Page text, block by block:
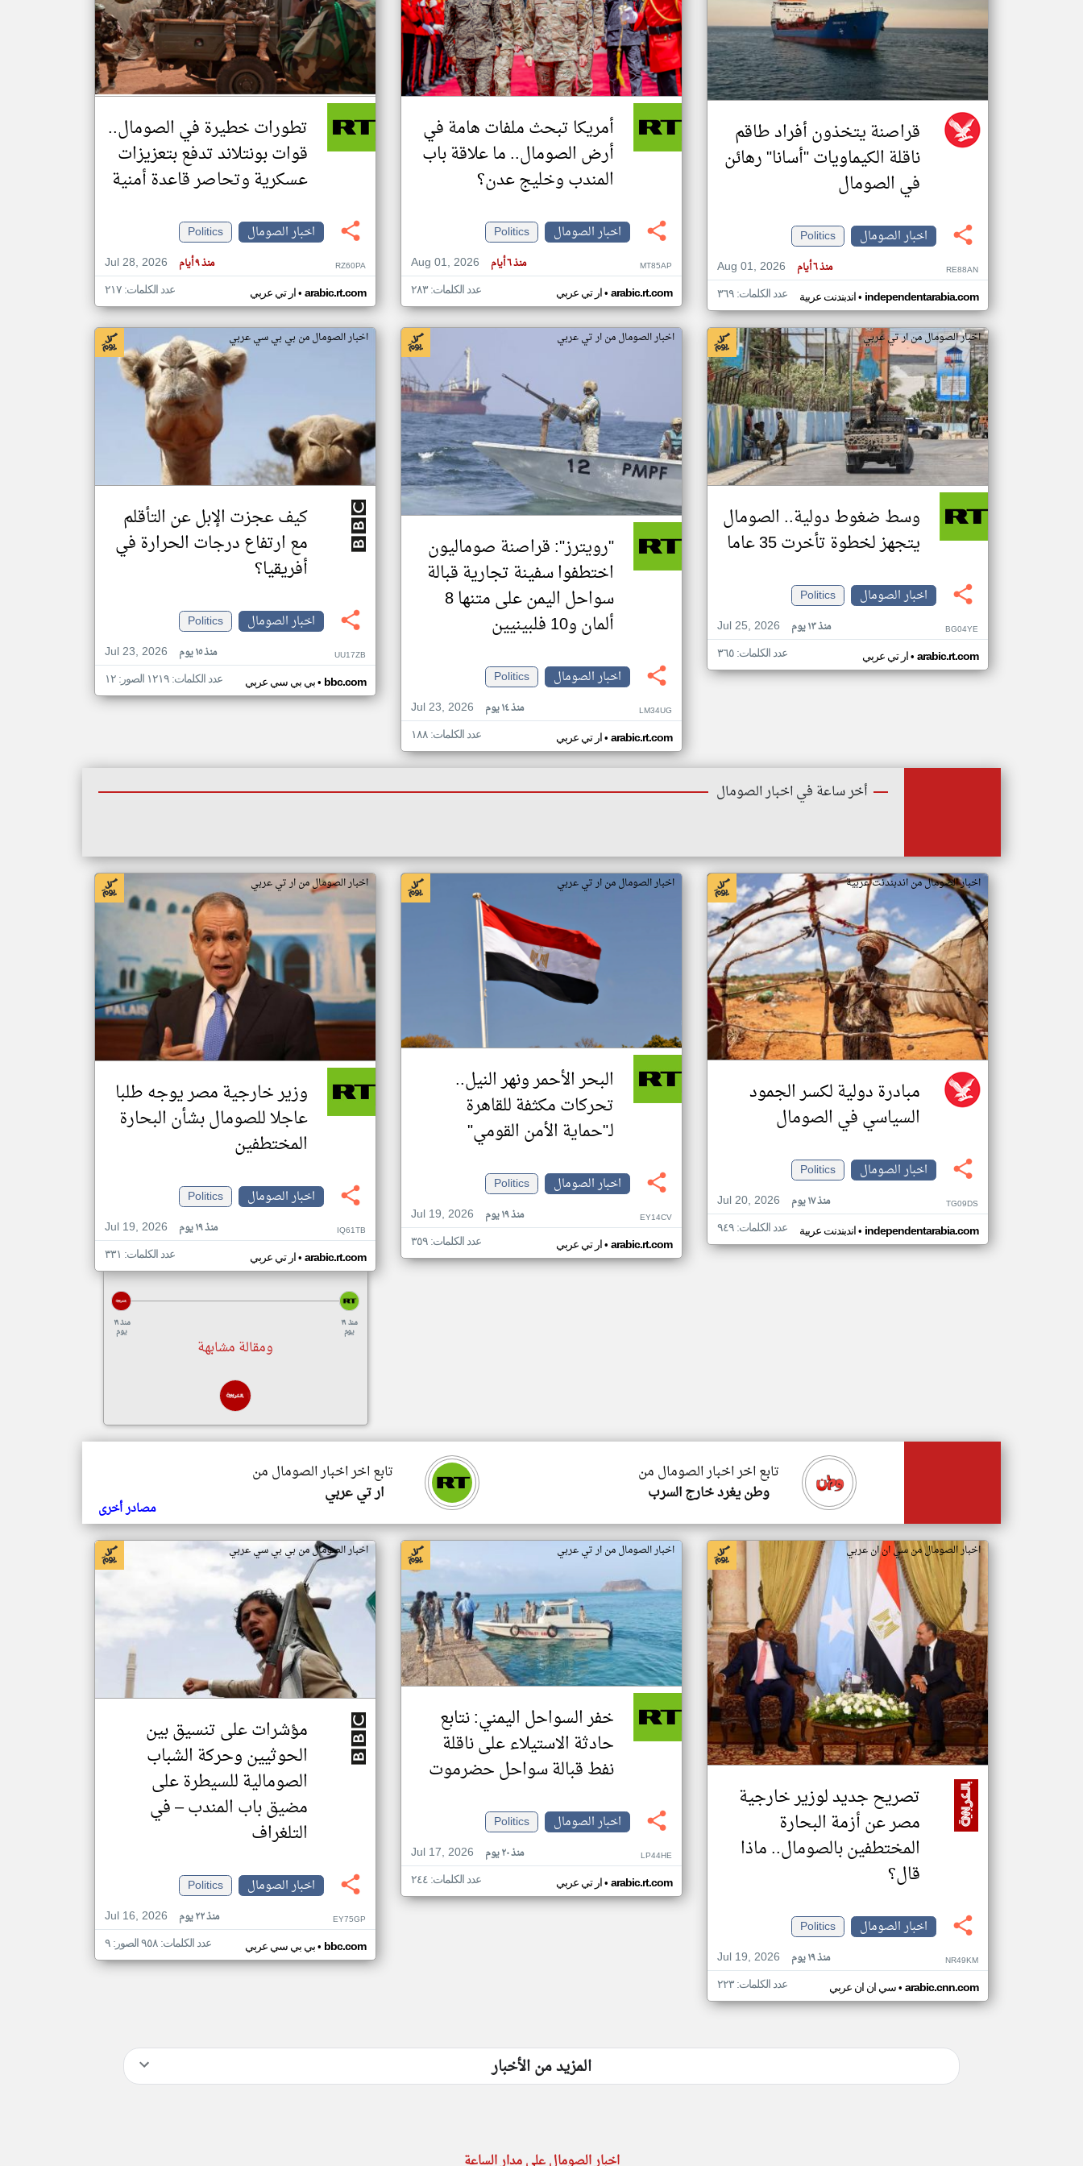
تغيير الدولة
مصادر الأخبار من الصومال
اخبار الصومال على مدار الساعة
أهم اخبار الصومال العاجلة والمباشرة
قراصنة يتخذون أفراد طاقم
ناقلة الكيماويات "أسانا" رهائن
في الصومال
اخبار الصومال
Politics
Aug 01, 2026
منذ ٦ أيام RE88AN
اندبندنت عربية• independentarabia.com عدد الكلمات: ٣٦٩
أمريكا تبحث ملفات هامة في
أرض الصومال.. ما علاقة باب
المندب وخليج عدن؟
اخبار الصومال
Politics
Aug 01, 2026
منذ ٦ أيام MT85AP
ار تي عربي• arabic.rt.com عدد الكلمات: ٢٨٣
تطورات خطيرة في الصومال..
قوات بونتلاند تدفع بتعزيزات
عسكرية وتحاصر قاعدة أمنية
اخبار الصومال
Politics
Jul 28, 2026
منذ ٩ أيام RZ60PA
ار تي عربي• arabic.rt.com عدد الكلمات: ٢١٧
اخبار الصومال من ار تي عربي
وسط ضغوط دولية.. الصومال
يتجهز لخطوة تأخرت 35 عاما
اخبار الصومال
Politics
Jul 25, 2026
منذ ١٣ يوم BG04YE
ار تي عربي• arabic.rt.com عدد الكلمات: ٣٦٥
اخبار الصومال من ار تي عربي
"رويترز": قراصنة صوماليون
اختطفوا سفينة تجارية قبالة
سواحل اليمن على متنها 8
ألمان و10 فلبينيين
اخبار الصومال
Politics
Jul 23, 2026
منذ ١٤ يوم LM34UG
ار تي عربي• arabic.rt.com عدد الكلمات: ١٨٨
اخبار الصومال من بي بي سي عربي
كيف عجزت الإبل عن التأقلم
مع ارتفاع درجات الحرارة في
أفريقيا؟
اخبار الصومال
Politics
Jul 23, 2026
منذ ١٥ يوم UU17ZB
بي بي سي عربي• bbc.com عدد الكلمات: ١٢١٩ الصور: ١٢
أخر ساعة في اخبار الصومال
اخبار الصومال من اندبندنت عربية
مبادرة دولية لكسر الجمود
السياسي في الصومال
اخبار الصومال
Politics
Jul 20, 2026
منذ ١٧ يوم TG09DS
اندبندنت عربية• independentarabia.com عدد الكلمات: ٩٤٩
اخبار الصومال من ار تي عربي
البحر الأحمر ونهر النيل..
تحركات مكثفة للقاهرة
لـ"حماية الأمن القومي"
اخبار الصومال
Politics
Jul 19, 2026
منذ ١٩ يوم EY14CV
ار تي عربي• arabic.rt.com عدد الكلمات: ٣٥٩
اخبار الصومال من ار تي عربي
وزير خارجية مصر يوجه طلبا
عاجلا للصومال بشأن البحارة
المختطفين
اخبار الصومال
Politics
Jul 19, 2026
منذ ١٩ يوم IQ61TB
ار تي عربي• arabic.rt.com عدد الكلمات: ٣٣١
منذ ١٩
يوم
منذ ١٩
يوم
ومقالة مشابهة
تابع اخر اخبار الصومال من
ار تي عربي
تابع اخر اخبار الصومال من
وطن يغرد خارج السرب
مصادر أخرى
اخبار الصومال من سي ان ان عربي
تصريح جديد لوزير خارجية
مصر عن أزمة البحارة
المختطفين بالصومال.. ماذا
قال؟
اخبار الصومال
Politics
Jul 19, 2026
منذ ١٩ يوم NR49KM
سي ان ان عربي• arabic.cnn.com عدد الكلمات: ٢٢٣
اخبار الصومال من ار تي عربي
خفر السواحل اليمني: نتابع
حادثة الاستيلاء على ناقلة
نفط قبالة سواحل حضرموت
اخبار الصومال
Politics
Jul 17, 2026
منذ ٢٠ يوم LP44HE
ار تي عربي• arabic.rt.com عدد الكلمات: ٢٤٤
اخبار الصومال من بي بي سي عربي
مؤشرات على تنسيق بين
الحوثيين وحركة الشباب
الصومالية للسيطرة على
مضيق باب المندب – في
التلغراف
اخبار الصومال
Politics
Jul 16, 2026
منذ ٢٢ يوم EY75GP
بي بي سي عربي• bbc.com عدد الكلمات: ٩٥٨ الصور: ٩
المزيد من الأخبار
klyoum.com